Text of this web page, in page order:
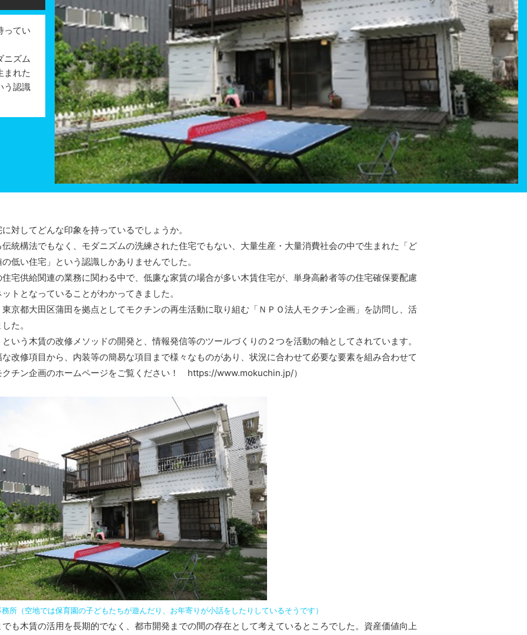
ってい
ニズム
まれた
う認識
対してどんな印象を持っているでしょうか。
統構法でもなく、モダニズムの洗練された住宅でもない、大量生産・大量消費社会の中で生まれた「ど
低い住宅」という認識しかありませんでした。
宅供給関連の業務に関わる中で、低廉な家賃の場合が多い木賃住宅が、単身高齢者等の住宅確保要配慮
トとなっていることがわかってきました。
京都大田区蒲田を拠点としてモクチンの再生活動に取り組む「ＮＰＯ法人モクチン企画」を訪問し、活
た。
いう木賃の改修メソッドの開発と、情報発信等のツールづくりの２つを活動の軸としてされています。
改修項目から、内装等の簡易な項目まで様々なものがあり、状況に合わせて必要な要素を組み合わせて
クチン企画のホームページをご覧ください！ https://www.mokuchin.jp/）
所（空地では保育園の子どもたちが遊んだり、お年寄りが小話をしたりしているそうです）
も木賃の活用を長期的でなく、都市開発までの間の存在として考えているところでした。資産価値向上